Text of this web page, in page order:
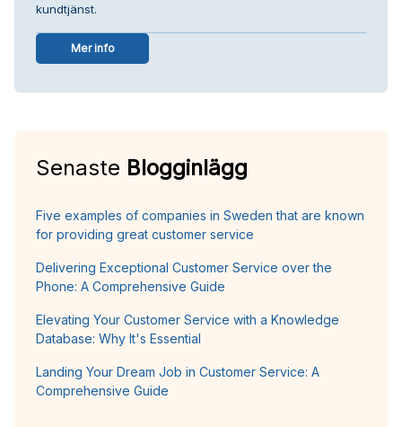
kundtjänst.
Mer info
Senaste Blogginlägg
Five examples of companies in Sweden that are known
for providing great customer service
Delivering Exceptional Customer Service over the
Phone: A Comprehensive Guide
Elevating Your Customer Service with a Knowledge
Database: Why It's Essential
Landing Your Dream Job in Customer Service: A
Comprehensive Guide